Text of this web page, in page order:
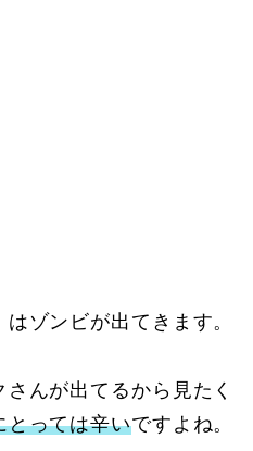
ゾンビが出てきます。
んが出てるから見たく
とっては辛いですよね。